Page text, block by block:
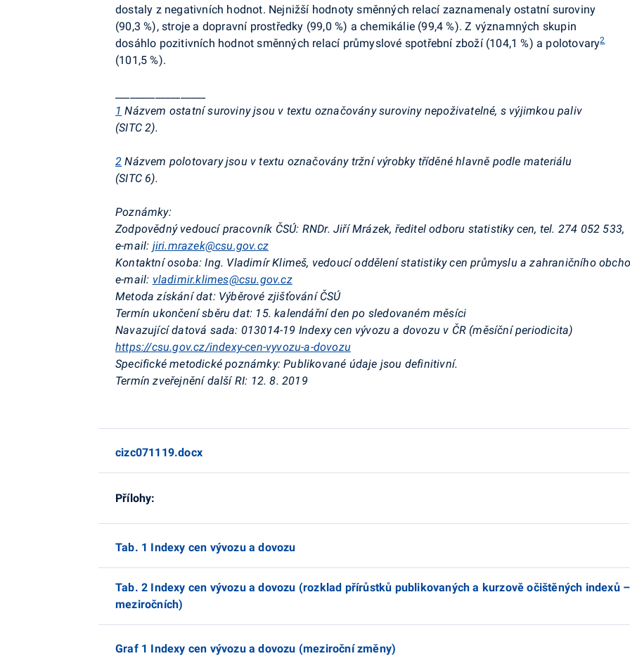
dostaly z negativních hodnot. Nejnižší hodnoty směnných relací zaznamenaly ostatní suroviny
(90,3 %), stroje a dopravní prostředky (99,0 %) a chemikálie (99,4 %). Z významných skupin
dosáhlo pozitivních hodnot směnných relací průmyslové spotřební zboží (104,1 %) a polotovary2
(101,5 %).
1 Názvem ostatní suroviny jsou v textu označovány suroviny nepoživatelné, s výjimkou paliv
(SITC 2).
2 Názvem polotovary jsou v textu označovány tržní výrobky tříděné hlavně podle materiálu
(SITC 6).
Poznámky:
Zodpovědný vedoucí pracovník ČSÚ: RNDr. Jiří Mrázek, ředitel odboru statistiky cen, tel. 274 052 533,
e-mail: jiri.mrazek@csu.gov.cz
Kontaktní osoba: Ing. Vladimír Klimeš, vedoucí oddělení statistiky cen průmyslu a zahraničního
e-mail: vladimir.klimes@csu.gov.cz
Metoda získání dat: Výběrové zjišťování ČSÚ
Termín ukončení sběru dat: 15. kalendářní den po sledovaném měsíci
Navazující datová sada: 013014-19 Indexy cen vývozu a dovozu v ČR (měsíční periodicita)
https://csu.gov.cz/indexy-cen-vyvozu-a-dovozu
Specifické metodické poznámky:Publikované údaje jsou definitivní.
Termín zveřejnění další RI: 12. 8. 2019
cizc071119.docx
Přílohy:
Tab. 1 Indexy cen vývozu a dovozu
Tab. 2 Indexy cen vývozu a dovozu (rozklad přírůstků publikovaných a kurzově očištěných indexů
meziročních)
Graf 1 Indexy cen vývozu a dovozu (meziroční změny)